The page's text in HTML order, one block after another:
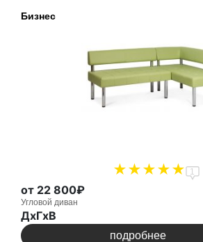
Бизнес
1
от 22 800₽
Угловой диван
ДxГxВ
подробнее